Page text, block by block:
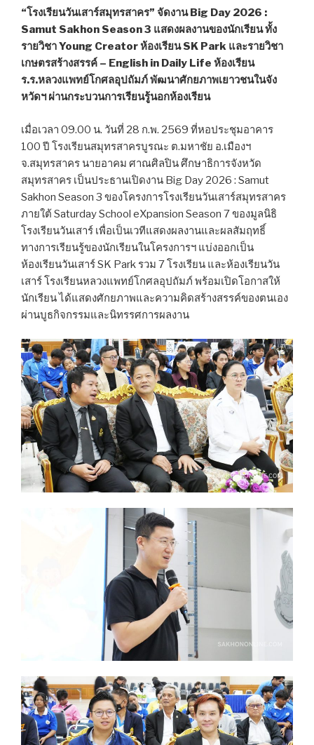
“โรงเรียนวันเสาร์สมุทรสาคร” จัดงาน Big Day 2026 :
Samut Sakhon Season 3 แสดงผลงานของนักเรียน ทั้ง
รายวิชา Young Creator ห้องเรียน SK Park และรายวิชา
เกษตรสร้างสรรค์ – English in Daily Life ห้องเรียน
ร.ร.หลวงแพทย์โกศลอุปถัมภ์ พัฒนาศักยภาพเยาวชนในจัง
หวัดฯ ผ่านกระบวนการเรียนรู้นอกห้องเรียน
เมื่อเวลา 09.00 น. วันที่ 28 ก.พ. 2569 ที่หอประชุมอาคาร
100 ปี โรงเรียนสมุทรสาครบูรณะ ต.มหาชัย อ.เมืองฯ
จ.สมุทรสาคร นายอาคม ศาณศิลปิน ศึกษาธิการจังหวัด
สมุทรสาคร เป็นประธานเปิดงาน Big Day 2026 : Samut
Sakhon Season 3 ของโครงการโรงเรียนวันเสาร์สมุทรสาคร
ภายใต้ Saturday School eXpansion Season 7 ของมูลนิธิ
โรงเรียนวันเสาร์ เพื่อเป็นเวทีแสดงผลงานและผลสัมฤทธิ์
ทางการเรียนรู้ของนักเรียนในโครงการฯ แบ่งออกเป็น
ห้องเรียนวันเสาร์ SK Park รวม 7 โรงเรียน และห้องเรียนวัน
เสาร์ โรงเรียนหลวงแพทย์โกศลอุปถัมภ์ พร้อมเปิดโอกาสให้
นักเรียน ได้แสดงศักยภาพและความคิดสร้างสรรค์ของตนเอง
ผ่านบูธกิจกรรมและนิทรรศการผลงาน